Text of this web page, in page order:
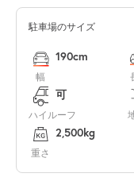
8月16日 (日)
8月17日 (月)
駐車場のサイズ
幅
190cm
ハイルーフ
可
重さ
2,500kg